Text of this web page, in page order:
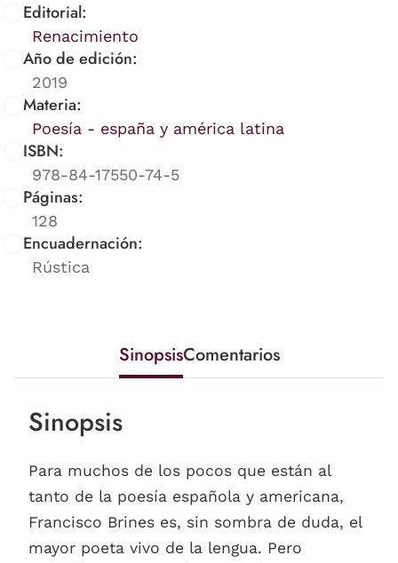
Editorial:
Renacimiento
Año de edición:
2019
Materia:
Poesía - españa y américa latina
ISBN:
978-84-17550-74-5
Páginas:
128
Encuadernación:
Rústica
SinopsisComentarios
Sinopsis
Para muchos de los pocos que están al
tanto de la poesía española y americana,
Francisco Brines es, sin sombra de duda, el
mayor poeta vivo de la lengua. Pero